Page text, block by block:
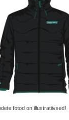
fotod on illustratiivsed!